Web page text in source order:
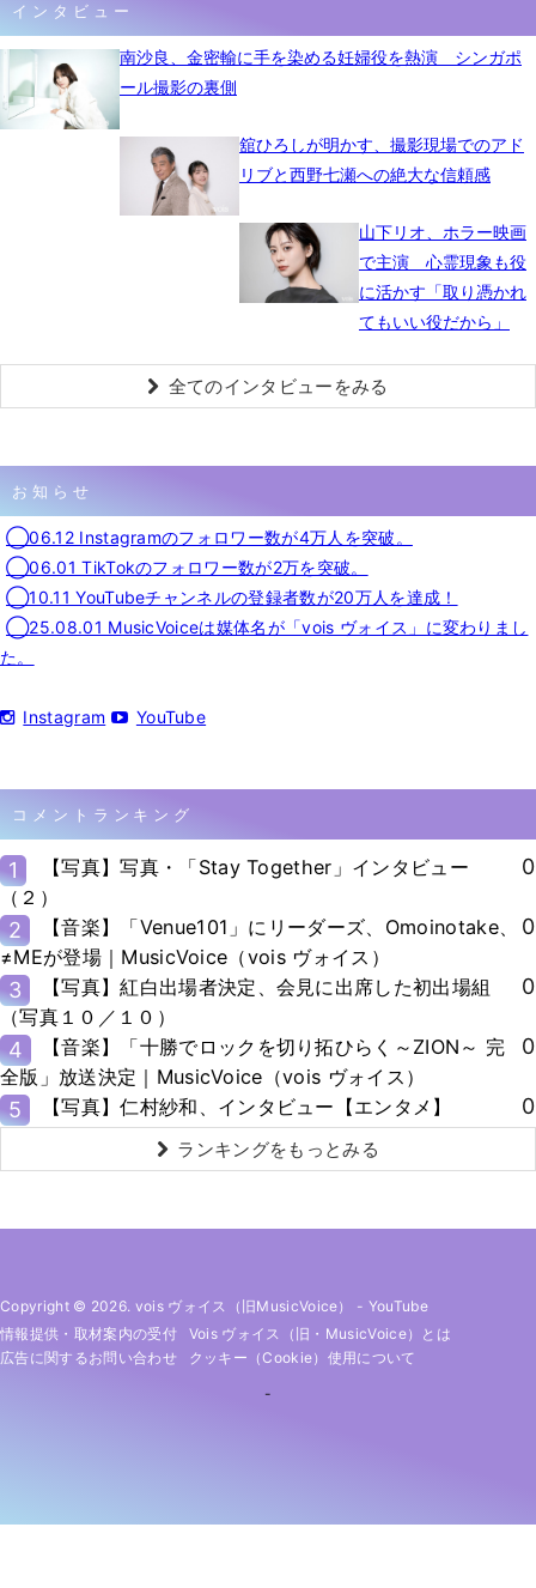
インタビュー
南沙良、金密輸に手を染める妊婦役を熱演 シンガポ
ール撮影の裏側
舘ひろしが明かす、撮影現場でのアド
リブと西野七瀬への絶大な信頼感
山下リオ、ホラー映画
で主演 心霊現象も役
に活かす「取り憑かれ
てもいい役だから」
全てのインタビューをみる
お知らせ
◯06.12 Instagramのフォロワー数が4万人を突破。
◯06.01 TikTokのフォロワー数が2万を突破。
◯10.11 YouTubeチャンネルの登録者数が20万人を達成！
◯25.08.01 MusicVoiceは媒体名が「vois ヴォイス」に変わりまし
た。
Instagram YouTube
コメントランキング
1
【写真】写真・「Stay Together」インタビュー
（２）
0
2
【音楽】「Venue101」にリーダーズ、Omoinotake、
≠MEが登場｜MusicVoice（vois ヴォイス）
0
3
【写真】紅白出場者決定、会見に出席した初出場組
（写真１０／１０）
0
4
【音楽】「十勝でロックを切り拓ひらく～ZION～ 完
全版」放送決定｜MusicVoice（vois ヴォイス）
0
5 【写真】仁村紗和、インタビュー【エンタメ】 0
ランキングをもっとみる
Copyright © 2026. vois ヴォイス（旧MusicVoice） - YouTube
情報提供・取材案内の受付
Vois ヴォイス（旧・MusicVoice）とは
広告に関するお問い合わせ
クッキー（cookie）使用について
-